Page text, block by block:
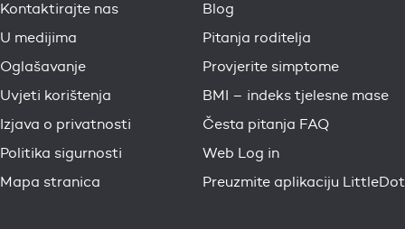
Kontaktirajte nas
U medijima
Oglašavanje
Uvjeti korištenja
Izjava o privatnosti
Politika sigurnosti
Mapa stranica
Blog
Pitanja roditelja
Provjerite simptome
BMI – indeks tjelesne mase
Česta pitanja FAQ
Web Log in
Preuzmite aplikaciju LittleDot